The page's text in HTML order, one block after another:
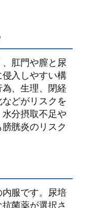
肛門や膣と尿
入しやすい構
、生理、閉経
どがリスクを
分摂取不足や
胱炎のリスク
服です。尿培
菌薬が選択さ